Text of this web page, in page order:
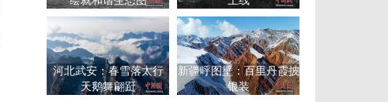
河北武安：春雪落太行
天鹅舞翩跹
新疆呼图壁：百里丹霞披
银装